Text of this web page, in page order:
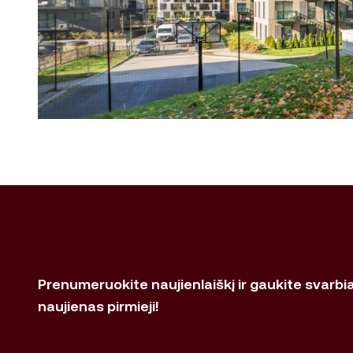
Prenumeruokite naujienlaiškį ir gaukite
naujienas pirmieji!